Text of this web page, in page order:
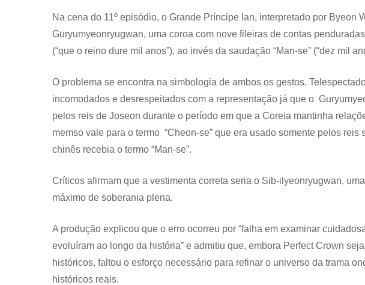
Na cena do 11º episódio, o Grande Príncipe Ian, interpretado por Byeon
Guryumyeonryugwan, uma coroa com nove fileiras de contas
(“que o reino dure mil anos”), ao invés da saudação “Man-se” (“dez mil
O problema se encontra na simbologia de ambos os gestos.
incomodados e desrespeitados com a representação já que o
pelos reis de Joseon durante o período em que a Coreia mantinha
memso vale para o termo “Cheon-se” que era usado somente pelos
chinês recebia o termo “Man-se”.
Críticos afirmam que a vestimenta correta seria o Sib-ilyeonryugwan,
máximo de soberania plena.
A produção explicou que o erro ocorreu por “falha em examinar
evoluíram ao longo da história” e admitiu que, embora Perfect Crown
históricos, faltou o esforço necessário para refinar o universo da trama
históricos reais.